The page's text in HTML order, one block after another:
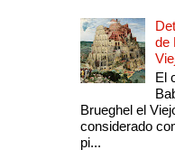
de
El
Brueghel el
considerado
pi...